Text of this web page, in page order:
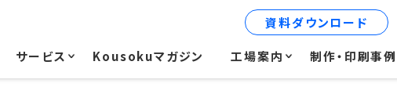
サービス Kousokuマガジン 工場案内 制作・印刷事例
資料ダウンロード